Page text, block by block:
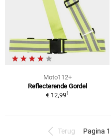
Moto112+
Reflecterende Gordel
€ 12,991
Terug Pagina